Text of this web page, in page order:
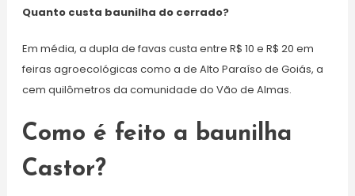
Quanto custa baunilha do cerrado?
Em média, a dupla de favas custa entre R$ 10 e R$ 20 em
feiras agroecológicas como a de Alto Paraíso de Goiás, a
cem quilômetros da comunidade do Vão de Almas.
Como é feito a baunilha
Castor?